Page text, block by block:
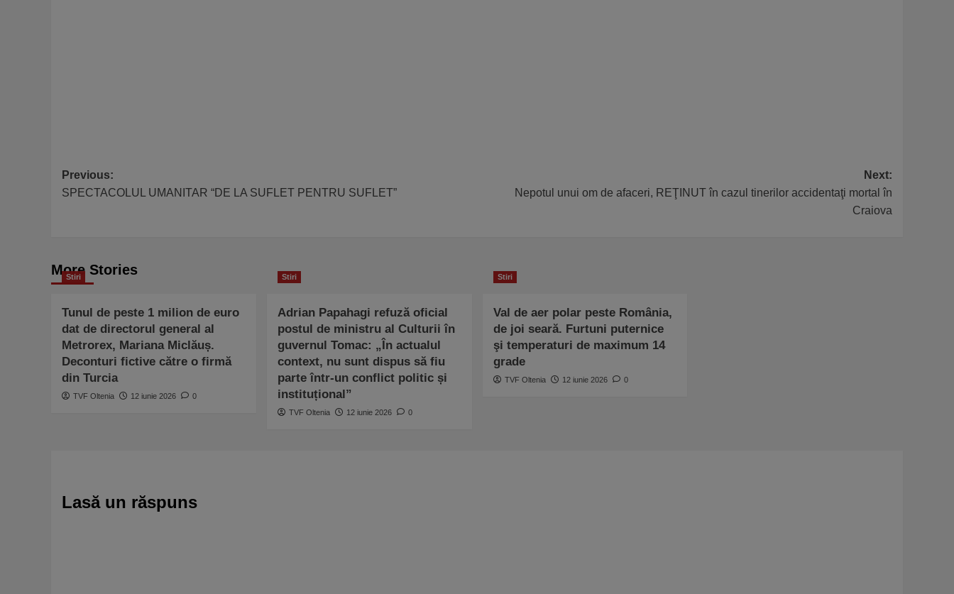
Post
navigation
Previous:
SPECTACOLUL UMANITAR “DE LA SUFLET PENTRU SUFLET”
Next:
Nepotul unui om de afaceri, REŢINUT în cazul tinerilor accidentaţi mortal în
Craiova
More Stories
Stiri
Tunul de peste 1 milion de euro
dat de directorul general al
Metrorex, Mariana Miclăuș.
Deconturi fictive către o firmă
din Turcia
TVF Oltenia 12 iunie 2026 0
Stiri
Adrian Papahagi refuză oficial
postul de ministru al Culturii în
guvernul Tomac: „În actualul
context, nu sunt dispus să fiu
parte într-un conflict politic și
instituțional”
TVF Oltenia 12 iunie 2026 0
Stiri
Val de aer polar peste România,
de joi seară. Furtuni puternice
şi temperaturi de maximum 14
grade
TVF Oltenia 12 iunie 2026 0
Lasă un răspuns